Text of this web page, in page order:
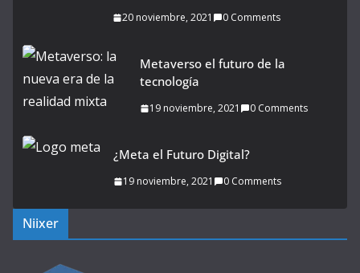
20 noviembre, 2021 0 Comments
Metaverso el futuro de la
tecnología
19 noviembre, 2021 0 Comments
¿Meta el Futuro Digital?
19 noviembre, 2021 0 Comments
Niixer